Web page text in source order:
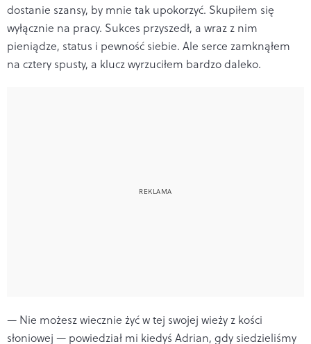
dostanie szansy, by mnie tak upokorzyć. Skupiłem się
wyłącznie na pracy. Sukces przyszedł, a wraz z nim
pieniądze, status i pewność siebie. Ale serce zamknąłem
na cztery spusty, a klucz wyrzuciłem bardzo daleko.
— Nie możesz wiecznie żyć w tej swojej wieży z kości
słoniowej — powiedział mi kiedyś Adrian, gdy siedzieliśmy